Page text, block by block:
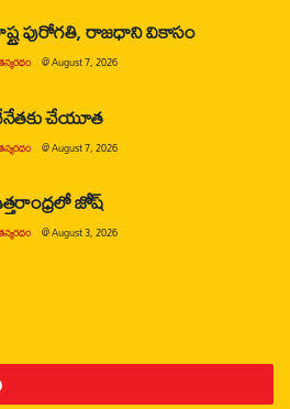
పురోగతి, రాజధాని వికాసం
@August 7, 2026
చేయూత
@August 7, 2026
జోష్
@August 3, 2026